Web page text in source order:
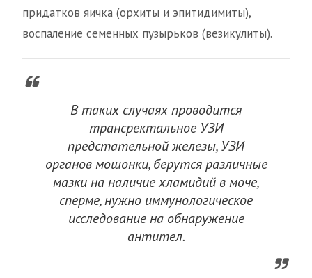
придатков яичка (орхиты и эпитидимиты),
воспаление семенных пузырьков (везикулиты).
В таких случаях проводится
трансректальное УЗИ
предстательной железы, УЗИ
органов мошонки, берутся различные
мазки на наличие хламидий в моче,
сперме, нужно иммунологическое
исследование на обнаружение
антител.